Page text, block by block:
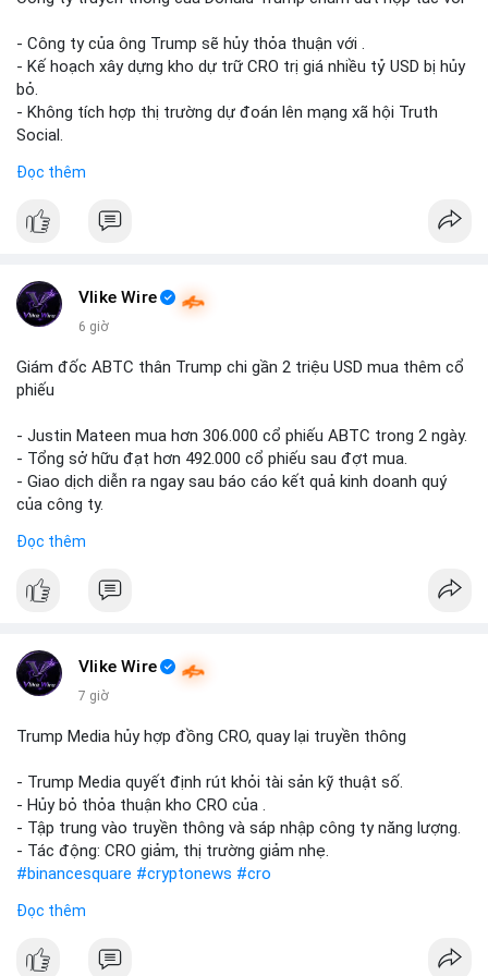
Lời khuyên cho nhà đầu tư nhỏ lẻ: Theo dõi xác nhận giao dịch
và dòng tiền tiếp theo từ ví nguồn. Khối lượng này chưa đủ tạo
áp lực bán mạnh, nhưng nếu xuất hiện thêm 2-3 giao dịch
tương tự trong 24 giờ tới, khả năng cao là sóng điều chỉnh
ngắn hạn. Giữ tỷ trọng danh mục hợp lý, tránh FOMO mua đuổi
#mempoolbtc
- Công ty của ông Trump sẽ hủy thỏa thuận với .
- Kế hoạch xây dựng kho dự trữ CRO trị giá nhiều tỷ USD bị hủy
bỏ.
- Không tích hợp thị trường dự đoán lên mạng xã hội Truth
Social.
#binancesquare
$cro
📰 Nguồn: Cointelegraph
Đọc thêm
Vlike Wire
6 giờ
Giám đốc ABTC thân Trump chi gần 2 triệu USD mua thêm cổ
phiếu
- Justin Mateen mua hơn 306.000 cổ phiếu ABTC trong 2 ngày.
- Tổng sở hữu đạt hơn 492.000 cổ phiếu sau đợt mua.
- Giao dịch diễn ra ngay sau báo cáo kết quả kinh doanh quý
của công ty.
#abtc #cryptonews
$btc $eth
📰 Nguồn: CoinDesk
Đọc thêm
Vlike Wire
7 giờ
Trump Media hủy hợp đồng CRO, quay lại truyền thông
- Trump Media quyết định rút khỏi tài sản kỹ thuật số.
- Hủy bỏ thỏa thuận kho CRO của .
- Tập trung vào truyền thông và sáp nhập công ty năng lượng.
- Tác động: CRO giảm, thị trường giảm nhẹ.
#binancesquare #cryptonews #cro
$cro
#vlikevn #titanbot
Đọc thêm